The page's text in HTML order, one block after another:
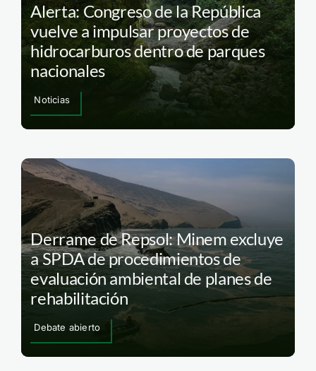
Alerta: Congreso de la República
vuelve a impulsar proyectos de
hidrocarburos dentro de parques
nacionales
Noticias
Derrame de Repsol: Minem excluye
a SPDA de procedimientos de
evaluación ambiental de planes de
rehabilitación
Debate abierto